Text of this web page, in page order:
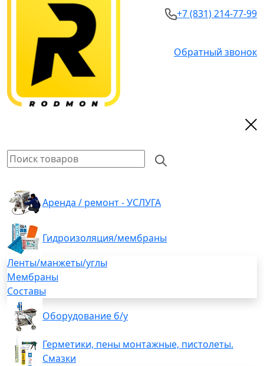
+7 (831) 214-77-99
Обратный звонок
Аренда / ремонт - УСЛУГА
Гидроизоляция/мембраны
Ленты/манжеты/углы
Мембраны
Составы
Оборудование б/у
Герметики, пены монтажные, пистолеты.
Смазки